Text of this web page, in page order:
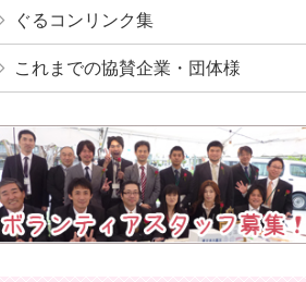
ぐるコンリンク集
これまでの協賛企業・団体様